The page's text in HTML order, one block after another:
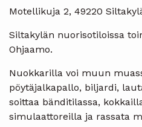
Motellikuja 2, 49220
Siltakylän nuorisotiloissa
Ohjaamo.
Nuokkarilla voi muun
pöytäjalkapallo, biljardi,
soittaa bänditilassa,
simulaattoreilla ja rassata